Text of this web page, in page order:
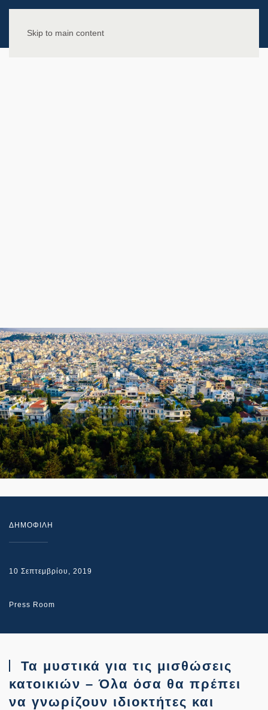
Skip to main content
ΔΗΜΟΦΙΛΗ
10 Σεπτεμβρίου, 2019
Press Room
Τα μυστικά για τις μισθώσεις
κατοικιών – Όλα όσα θα πρέπει
να γνωρίζουν ιδιοκτήτες και